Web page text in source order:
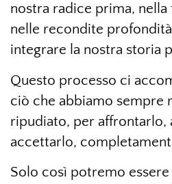
nostra radice prima,
nelle recondite
integrare la nostra storia
Questo processo ci
ciò che abbiamo sempre
ripudiato, per affrontarlo,
accettarlo,
Solo così potremo